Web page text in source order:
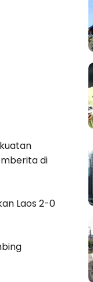
di
Laos 2-0